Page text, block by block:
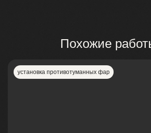
Похожие
установка противотуманных фар